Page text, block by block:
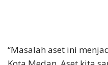
“Masalah aset ini